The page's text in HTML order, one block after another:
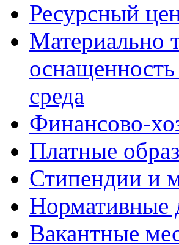
Ресурсный
Материально
оснащенность
среда
Финансово-
Платные
Стипендии и
Нормативные
Вакантные